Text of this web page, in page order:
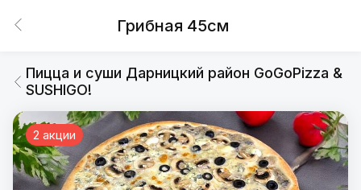
Грибная 45см
Пицца и суши Дарницкий район GoGoPizza &
SUSHIGO!
2 акции